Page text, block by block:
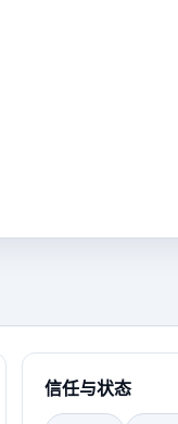
信任与状态